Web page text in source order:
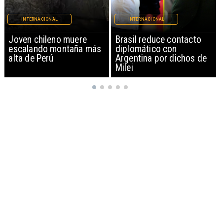
Brasil reduce contacto
diplomático con
Argentina por dichos de
INTERNACIONAL
China restringe
exportación de drones a
EEUU y sanciona
empresas
INTERNACIONAL